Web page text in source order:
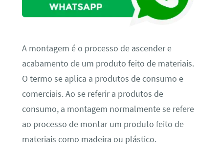
A montagem é o processo de ascender e
acabamento de um produto feito de materiais.
O termo se aplica a produtos de consumo e
comerciais. Ao se referir a produtos de
consumo, a montagem normalmente se refere
ao processo de montar um produto feito de
materiais como madeira ou plástico.